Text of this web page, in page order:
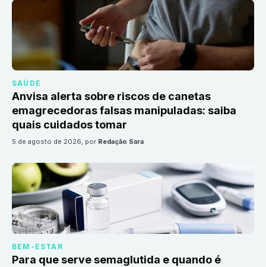
SAÚDE
Anvisa alerta sobre riscos de canetas
emagrecedoras falsas manipuladas: saiba
quais cuidados tomar
5 de agosto de 2026, por Redação Sara
BEM-ESTAR
Para que serve semaglutida e quando é